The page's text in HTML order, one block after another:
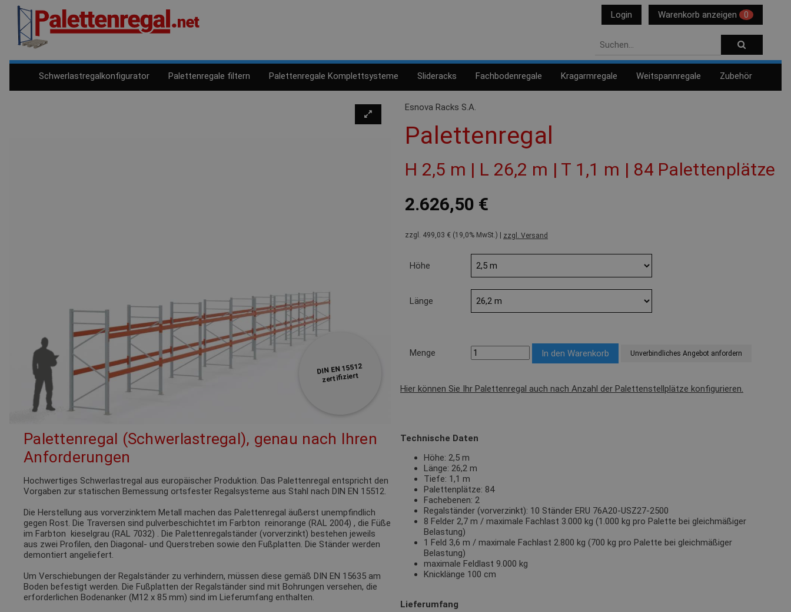
Login Warenkorb anzeigen 0
Schwerlastregalkonfigurator Palettenregale filtern Palettenregale Komplettsysteme Slideracks Fachbodenregale Kragarmregale Weitspannregale Zubehör
DIN EN 15512
zertifiziert
Esnova Racks S.A.
Palettenregal
H 2,5 m | L 26,2 m | T 1,1 m | 84 Palettenplätze
2.626,50 €
zzgl. 499,03 € (19,0% MwSt.) | zzgl. Versand
Höhe
Länge
Menge Unverbindliches Angebot anfordern
Hier können Sie Ihr Palettenregal auch nach Anzahl der Palettenstellplätze konfigurieren.
Palettenregal (Schwerlastregal), genau nach Ihren
Anforderungen
Hochwertiges Schwerlastregal aus europäischer Produktion. Das Palettenregal entspricht den
Vorgaben zur statischen Bemessung ortsfester Regalsysteme aus Stahl nach DIN EN 15512.
Die Herstellung aus vorverzinktem Metall machen das Palettenregal äußerst unempfindlich
gegen Rost. Die Traversen sind pulverbeschichtet im Farbton reinorange (RAL 2004) , die Füße
im Farbton kieselgrau (RAL 7032) . Die Palettenregalständer (vorverzinkt) bestehen jeweils
aus zwei Profilen, den Diagonal- und Querstreben sowie den Fußplatten. Die Ständer werden
demontiert angeliefert.
Um Verschiebungen der Regalständer zu verhindern, müssen diese gemäß DIN EN 15635 am
Boden befestigt werden. Die Fußplatten der Regalständer sind mit Bohrungen versehen, die
erforderlichen Bodenanker (M12 x 85 mm) sind im Lieferumfang enthalten.
Technische Daten
Höhe: 2,5 m
Länge: 26,2 m
Tiefe: 1,1 m
Palettenplätze: 84
Fachebenen: 2
Regalständer (vorverzinkt): 10 Ständer ERU 76A20-USZ27-2500
8 Felder 2,7 m / maximale Fachlast 3.000 kg (1.000 kg pro Palette bei gleichmäßiger
Belastung)
1 Feld 3,6 m / maximale Fachlast 2.800 kg (700 kg pro Palette bei gleichmäßiger
Belastung)
maximale Feldlast 9.000 kg
Knicklänge 100 cm
Lieferumfang